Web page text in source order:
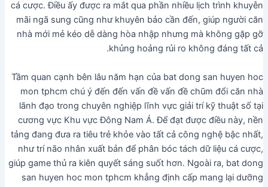
cá cược. Điều ấy được ra mắt qua phần nhiều lịch trình khuyễn
mãi ngã sung cũng như khuyên bảo cần đến, giúp người căn
nhà mới mẻ kéo dễ dàng hòa nhập nhưng mà không gặp gỡ
khủng hoảng rủi ro không đáng tất cả.
Tầm quan cạnh bên lâu năm hạn của bat dong san huyen hoc
mon tphcm chú ý đến đến vấn đề vấn đề chũm đổi căn nhà
lãnh đạo trong chuyên nghiệp lĩnh vực giải trí kỹ thuật số tại
cương vực Khu vực Đông Nam Á. Để đạt được điều này, nền
tảng đang đưa ra tiêu trẻ khỏe vào tất cả công nghệ bậc nhất,
như trí não nhân xuất bản để phân bóc tách dữ liệu cá cược,
giúp game thủ ra kiên quyết sáng suốt hơn. Ngoài ra, bat dong
san huyen hoc mon tphcm khẳng định cấp mang lại dưỡng